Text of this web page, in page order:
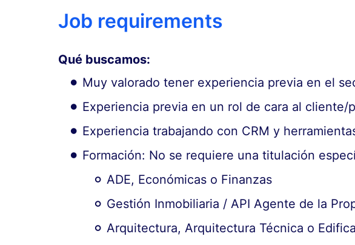
Job requirements
Qué buscamos:
Muy valorado tener experiencia previa en el
Experiencia previa en un rol de cara al cliente/
Experiencia trabajando con CRM y
Formación: No se requiere una titulación
ADE, Económicas o Finanzas
Gestión Inmobiliaria / API Agente de la
Arquitectura, Arquitectura Técnica o